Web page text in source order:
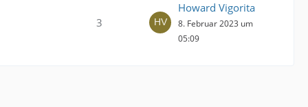
3
Howard Vigorita
8. Februar 2023 um
05:09